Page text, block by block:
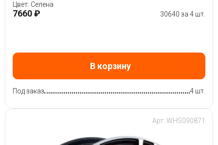
Цвет: Селена
7660 ₽ 30640 за 4 шт.
В корзину
Под заказ 4 шт.
Арт: WHS090871